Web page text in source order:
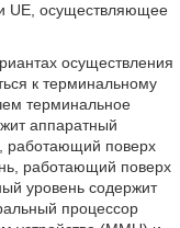
UE, осуществляющее
осуществления
к терминальному
терминальное
аппаратный
работающий поверх
работающий поверх
уровень содержит
процессор